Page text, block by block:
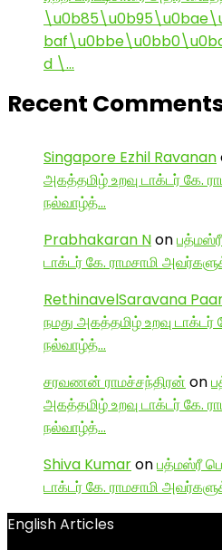
d \…
Recent
Singapore Ezhil Ravanan
அகத்தமிழ் உறவு டாக்டர் கே.
நல்வாழ்த்…
Prabhakaran Nonபத்மஸ்ரீ
டாக்டர் கே. ராமசாமி
RethinavelSaravana
நமது அகத்தமிழ் உறவு டாக்டர்
நல்வாழ்த்…
சரவணன் ராமச்சந்திரன் on
அகத்தமிழ் உறவு டாக்டர் கே.
நல்வாழ்த்…
Shiva Kumaronபத்மஸ்ரீ
டாக்டர் கே. ராமசாமி
English Articles